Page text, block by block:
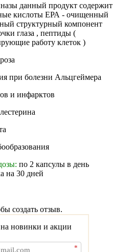
данный продукт содержит
кислоты ЕРА - очищенный
структурный компонент
глаза , пептиды (
работу клеток )
при болезни Альцгеймера
и инфарктов
по 2 капсулы в день
на 30 дней
создать отзыв.
новинки и акции
*